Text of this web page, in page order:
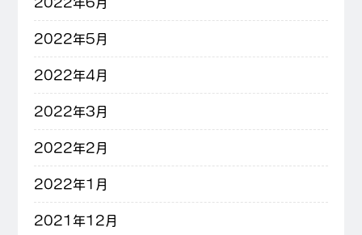
2022年5月
2022年4月
2022年3月
2022年2月
2022年1月
2021年12月